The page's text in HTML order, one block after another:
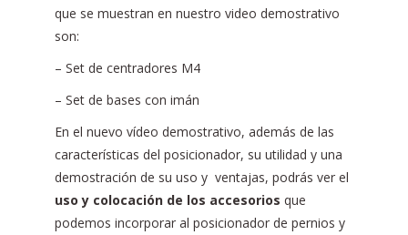
que se muestran en nuestro video demostrativo
son:
– Set de centradores M4
– Set de bases con imán
En el nuevo vídeo demostrativo, además de las
características del posicionador, su utilidad y una
demostración de su uso y ventajas, podrás ver el
uso y colocación de los accesorios que
podemos incorporar al posicionador de pernios y